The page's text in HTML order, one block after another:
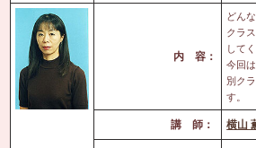
内 容：
どん
クラ
して
今回は
別ク
す。
講 師： 横山